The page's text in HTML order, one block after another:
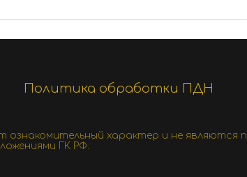
Политика обработки ПДН
характер и не являются
ГК РФ.